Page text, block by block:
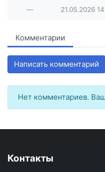
— 21.05.2026
Комментарии
Написать комментарий
Нет комментариев.
Контакты